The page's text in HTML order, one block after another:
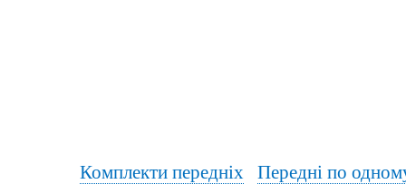
Комплекти передніх Передні по